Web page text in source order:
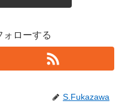
ォローする
S.Fukazawa